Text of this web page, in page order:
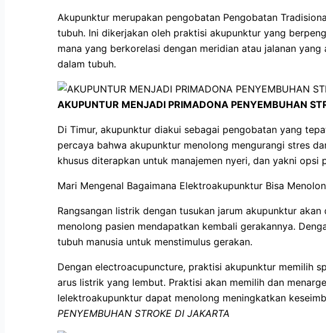
Akupunktur merupakan pengobatan Pengobatan
tubuh. Ini dikerjakan oleh praktisi akupunktur yang
mana yang berkorelasi dengan meridian atau jalanan
dalam tubuh.
AKUPUNTUR MENJADI PRIMADONA PENYEMBUHAN
Di Timur, akupunktur diakui sebagai pengobatan yang
percaya bahwa akupunktur menolong mengurangi stres
khusus diterapkan untuk manajemen nyeri, dan yakni
Mari Mengenal Bagaimana Elektroakupunktur Bisa
Rangsangan listrik dengan tusukan jarum akupunktur
menolong pasien mendapatkan kembali gerakannya.
tubuh manusia untuk menstimulus gerakan.
Dengan electroacupuncture, praktisi akupunktur memilih
arus listrik yang lembut. Praktisi akan memilih dan
lelektroakupunktur dapat menolong meningkatkan
PENYEMBUHAN STROKE DI JAKARTA